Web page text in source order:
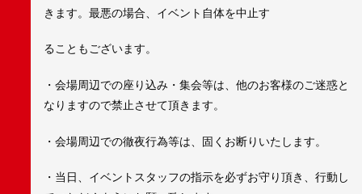
きます。最悪の場合、イベント自体を中止す
ることもございます。
・会場周辺での座り込み・集会等は、他のお客様のご迷惑と
なりますので禁止させて頂きます。
・会場周辺での徹夜行為等は、固くお断りいたします。
・当日、イベントスタッフの指示を必ずお守り頂き、行動し